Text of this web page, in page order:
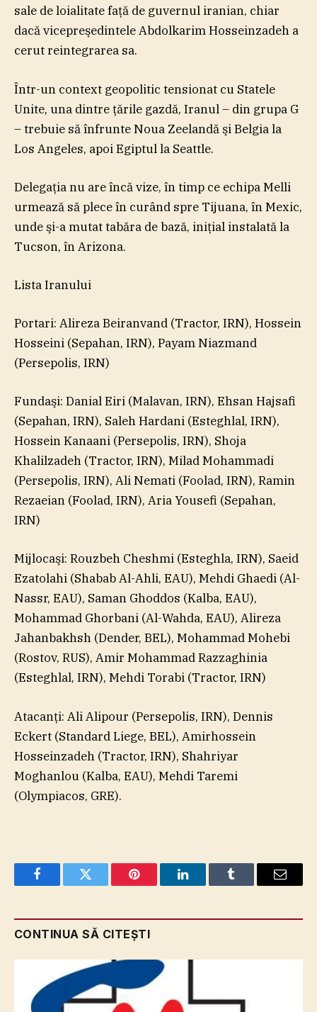
sale de loialitate faţă de guvernul iranian, chiar
dacă vicepreşedintele Abdolkarim Hosseinzadeh a
cerut reintegrarea sa.
Într-un context geopolitic tensionat cu Statele
Unite, una dintre ţările gazdă, Iranul – din grupa G
– trebuie să înfrunte Noua Zeelandă şi Belgia la
Los Angeles, apoi Egiptul la Seattle.
Delegaţia nu are încă vize, în timp ce echipa Melli
urmează să plece în curând spre Tijuana, în Mexic,
unde şi-a mutat tabăra de bază, iniţial instalată la
Tucson, în Arizona.
Lista Iranului
Portari: Alireza Beiranvand (Tractor, IRN), Hossein
Hosseini (Sepahan, IRN), Payam Niazmand
(Persepolis, IRN)
Fundaşi: Danial Eiri (Malavan, IRN), Ehsan Hajsafi
(Sepahan, IRN), Saleh Hardani (Esteghlal, IRN),
Hossein Kanaani (Persepolis, IRN), Shoja
Khalilzadeh (Tractor, IRN), Milad Mohammadi
(Persepolis, IRN), Ali Nemati (Foolad, IRN), Ramin
Rezaeian (Foolad, IRN), Aria Yousefi (Sepahan,
IRN)
Mijlocaşi: Rouzbeh Cheshmi (Esteghla, IRN), Saeid
Ezatolahi (Shabab Al-Ahli, EAU), Mehdi Ghaedi (Al-
Nassr, EAU), Saman Ghoddos (Kalba, EAU),
Mohammad Ghorbani (Al-Wahda, EAU), Alireza
Jahanbakhsh (Dender, BEL), Mohammad Mohebi
(Rostov, RUS), Amir Mohammad Razzaghinia
(Esteghlal, IRN), Mehdi Torabi (Tractor, IRN)
Atacanţi: Ali Alipour (Persepolis, IRN), Dennis
Eckert (Standard Liege, BEL), Amirhossein
Hosseinzadeh (Tractor, IRN), Shahriyar
Moghanlou (Kalba, EAU), Mehdi Taremi
(Olympiacos, GRE).
FacebookTwitter Pinterest LinkedInTumblr Email
CONTINUA SĂ CITEȘTI